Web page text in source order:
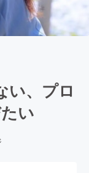
い、プロ
い